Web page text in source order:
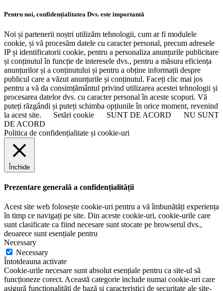
Pentru noi, confidențialitatea Dvs. este importantă
Noi și partenerii noștri utilizăm tehnologii, cum ar fi modulele
cookie, și vă procesăm datele cu caracter personal, precum adresele
IP și identificatorii cookie, pentru a personaliza anunțurile publicitare
și conținutul în funcție de interesele dvs., pentru a măsura eficiența
anunțurilor și a conținutului și pentru a obține informații despre
publicul care a văzut anunțurile și conținutul. Faceți clic mai jos
pentru a vă da consimțământul privind utilizarea acestei tehnologii și
procesarea datelor dvs. cu caracter personal în aceste scopuri. Vă
puteți răzgândi și puteți schimba opțiunile în orice moment, revenind
la acest site.
Setări cookie SUNT DE ACORD
NU SUNT
DE ACORD
Politica de confidențialitate și cookie-uri
Închide
Prezentare generală a confidențialității
Acest site web folosește cookie-uri pentru a vă îmbunătăți experiența
în timp ce navigați pe site. Din aceste cookie-uri, cookie-urile care
sunt clasificate ca fiind necesare sunt stocate pe browserul dvs.,
deoarece sunt esențiale pentru
Necessary
Necessary
Întotdeauna activate
Cookie-urile necesare sunt absolut esențiale pentru ca site-ul să
funcționeze corect. Această categorie include numai cookie-uri care
asigură funcționalități de bază și caracteristici de securitate ale site-